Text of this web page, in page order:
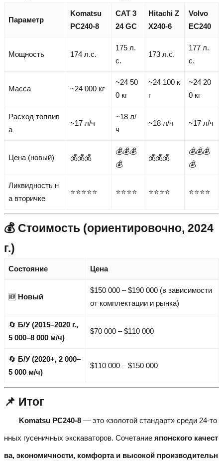
Параметр
Komatsu
PC240-8
CAT 3
24 GC
Hitachi Z
X240-6
Volvo
EC240
Мощность 174 л.с.
175 л.
с.
173 л.с.
177 л.
с.
Масса ~24 000 кг
~24 50
0 кг
~24 100 к
г
~24 20
0 кг
Расход топлив
а
~17 л/ч
~18 л/
ч
~18 л/ч ~17 л/ч
Цена (новый) 💰💰💰
💰💰💰
💰
💰💰💰
💰💰💰
💰
Ликвидность н
а вторичке
⭐⭐⭐⭐⭐ ⭐⭐⭐⭐ ⭐⭐⭐⭐ ⭐⭐⭐⭐
💰 Стоимость (ориентировочно, 2024
г.)
Состояние Цена
🆕 Новый
$150 000 – $190 000 (в зависимости
от комплектации и рынка)
🔄 Б/У (2015–2020 г.,
5 000–8 000 м/ч)
$70 000 – $110 000
🔄 Б/У (2020+, 2 000–
5 000 м/ч)
$110 000 – $150 000
📌 Итог
Komatsu PC240-8 — это «золотой стандарт» среди 24-то
нных гусеничных экскаваторов. Сочетание японского качест
ва, экономичности, комфорта и высокой производительн